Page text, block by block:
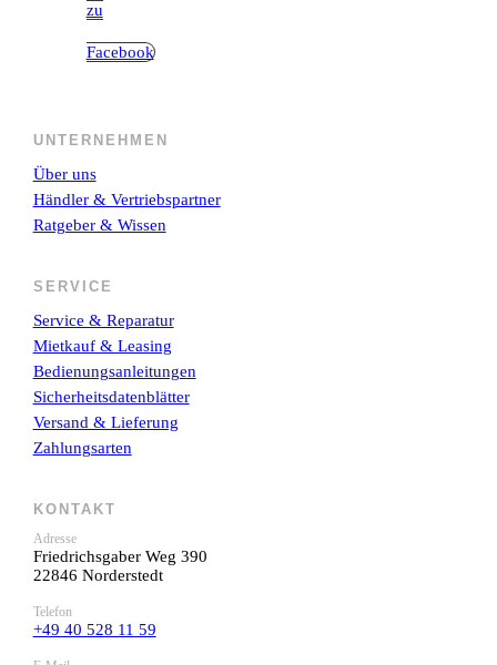
zu
Facebook
UNTERNEHMEN
Über uns
Händler & Vertriebspartner
Ratgeber & Wissen
SERVICE
Service & Reparatur
Mietkauf & Leasing
Bedienungsanleitungen
Sicherheitsdatenblätter
Versand & Lieferung
Zahlungsarten
KONTAKT
Adresse
Friedrichsgaber Weg 390
22846 Norderstedt
Telefon
+49 40 528 11 59